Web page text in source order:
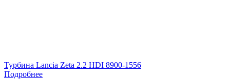
Турбина Lancia Zeta 2.2 HDI 8900-1556
Подробнее